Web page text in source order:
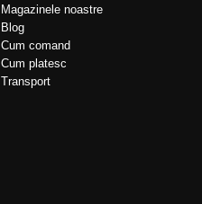
Magazinele noastre
Blog
Cum comand
Cum platesc
Transport